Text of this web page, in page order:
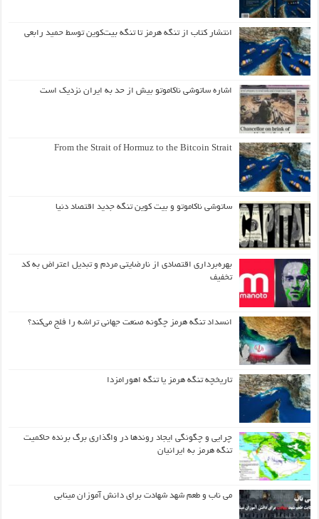
انتشار کتاب از تنگه هرمز تا تنگه بیت‌کوین توسط حمید رابعی
اشاره ساتوشی ناکاموتو بیش از حد به ایران نزدیک است
From the Strait of Hormuz to the Bitcoin Strait
ساتوشی ناکاموتو و بیت کوین تنگه جدید اقتصاد دنیا
بهره‌برداری اقتصادی از نارضایتی مردم و تبدیل اعتراض به کد
تخفیف
انسداد تنگه هرمز چگونه صنعت جهانی تراشه را فلج می‌کند؟
تاریخچه تنگه هرمز یا تنگه اهورامزدا
چرایی و چگونگی ایجاد روندها در واگذاری برگ برنده حاکمیت
تنگه هرمز به ایرانیان
می ناب و طعم شهد شهادت برای دانش آموزان مینابی